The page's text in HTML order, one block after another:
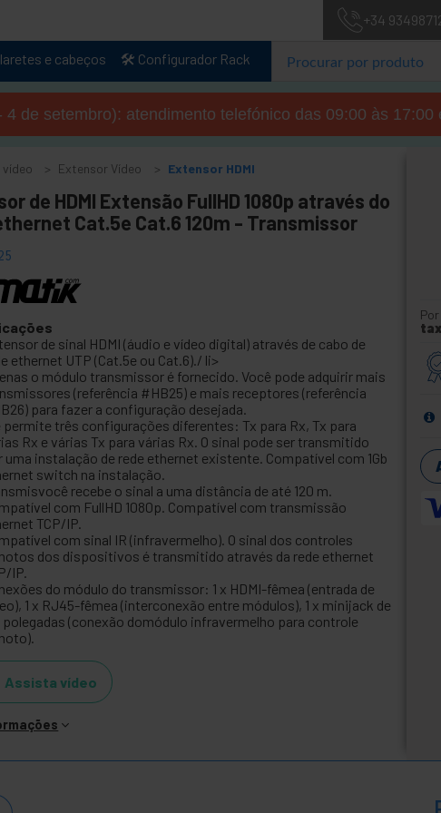
+34
e cabeços 🛠️ Configurador Rack
de setembro): atendimento telefónico das 09:00 às 17:00
vídeo Extensor Vídeo Extensor HDMI
de HDMI Extensão FullHD 1080p através do
Cat.5e Cat.6 120m - Transmissor
de sinal HDMI (áudio e vídeo digital) através de cabo de
ethernet UTP (Cat.5e ou Cat.6)./ li>
o módulo transmissor é fornecido. Você pode adquirir mais
(referência #HB25) e mais receptores (referência
para fazer a configuração desejada.
permite três configurações diferentes: Tx para Rx, Tx para
Rx e várias Tx para várias Rx. O sinal pode ser transmitido
uma instalação de rede ethernet existente. Compatível com 1Gb
switch na instalação.
recebe o sinal a uma distância de até 120 m.
com FullHD 1080p. Compatível com transmissão
TCP/IP.
com sinal IR (infravermelho). O sinal dos controles
dos dispositivos é transmitido através da rede ethernet
IP.
do módulo do transmissor: 1 x HDMI-fêmea (entrada de
1 x RJ45-fêmea (interconexão entre módulos), 1 x minijack de
polegadas (conexão domódulo infravermelho para controle
Assista vídeo